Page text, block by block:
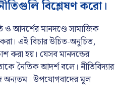
বিশ্লেষণ করো।
ও আদর্শের মানদণ্ডে সামাজিক
এই বিচার উচিত-অনুচিত,
করা হয়। যেসব মানদন্ডের
নৈতিক আদর্শ বলে। নীতিবিদ্যার
অন্যতম। উপযোগবাদের মূল